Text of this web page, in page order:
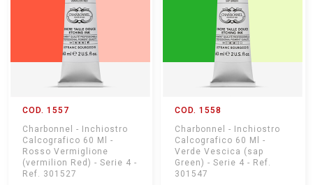
COD. 1557
Charbonnel - Inchiostro
Calcografico 60 Ml -
Rosso Vermiglione
(vermilion Red) - Serie 4 -
Ref. 301527
COD. 1558
Charbonnel - Inchiostro
Calcografico 60 Ml -
Verde Vescica (sap
Green) - Serie 4 - Ref.
301547